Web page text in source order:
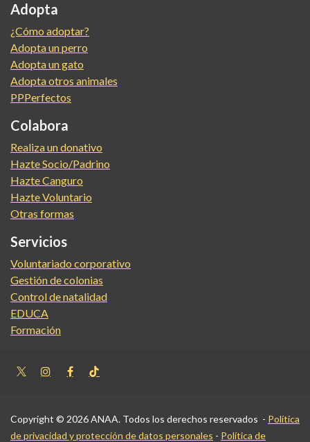
Adopta
¿Cómo adoptar?
Adopta un perro
Adopta un gato
Adopta otros animales
PPPerfectos
Colabora
Realiza un donativo
Hazte Socio/Padrino
Hazte Canguro
Hazte Voluntario
Otras formas
Servicios
Voluntariado corporativo
Gestión de colonias
Control de natalidad
EDUCA
Formación
Copyright © 2026 ANAA. Todos los derechos reservados - Política
de privacidad y protección de datos personales - Política de